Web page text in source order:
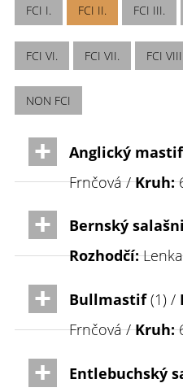
FCI I. FCI II. FCI III.
FCI VI. FCI VII. FCI VIII.
NON FCI
Anglický mastif
Frnčová /Kruh:
Bernský
Rozhodčí:
Bullmastif(1) /
Frnčová /Kruh:
Entlebuchský